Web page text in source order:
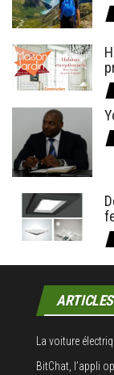
La voiture
BitChat, l’appli